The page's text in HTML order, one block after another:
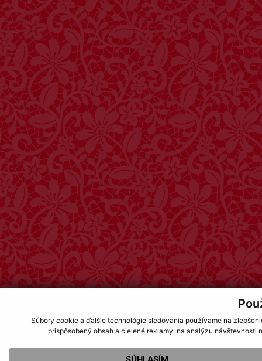
Súbory cookie a ďalšie technológie sledovania používame na
prispôsobený obsah a cielené reklamy, na analýzu